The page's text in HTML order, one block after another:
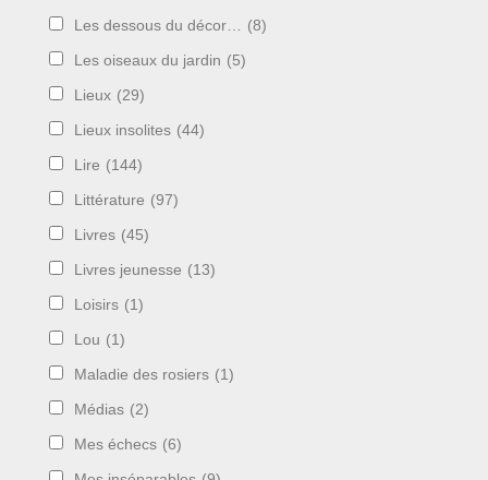
Les dessous du décor… (8)
Les oiseaux du jardin (5)
Lieux (29)
Lieux insolites (44)
Lire (144)
Littérature (97)
Livres (45)
Livres jeunesse (13)
Loisirs (1)
Lou (1)
Maladie des rosiers (1)
Médias (2)
Mes échecs (6)